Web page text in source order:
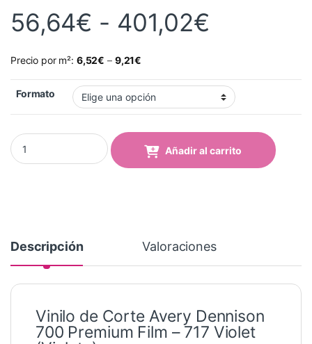
56,64€ - 401,02€
Precio por m²: 6,52€ – 9,21€
Formato
Vinilo Avery 700 Violeta (717 Violet) quantity
Añadir al carrito
Descripción Valoraciones
Vinilo de Corte Avery Dennison
700 Premium Film – 717 Violet